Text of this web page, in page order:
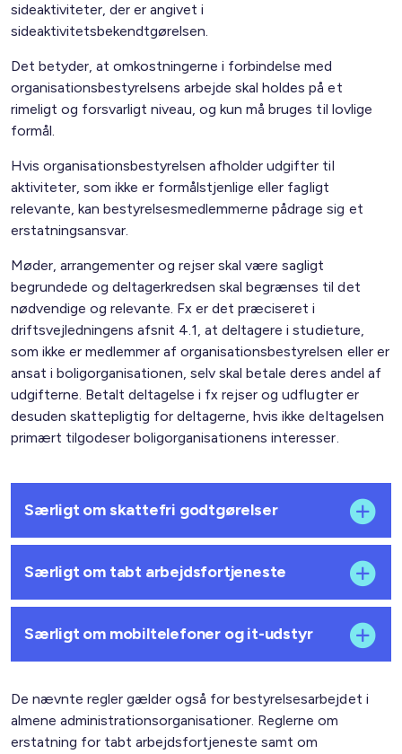
sideaktiviteter, der er angivet i
sideaktivitetsbekendtgørelsen.
Det betyder, at omkostningerne i forbindelse med
organisationsbestyrelsens arbejde skal holdes på et
rimeligt og forsvarligt niveau, og kun må bruges til lovlige
formål.
Hvis organisationsbestyrelsen afholder udgifter til
aktiviteter, som ikke er formålstjenlige eller fagligt
relevante, kan bestyrelsesmedlemmerne pådrage sig et
erstatningsansvar.
Møder, arrangementer og rejser skal være sagligt
begrundede og deltagerkredsen skal begrænses til det
nødvendige og relevante. Fx er det præciseret i
driftsvejledningens afsnit 4.1, at deltagere i studieture,
som ikke er medlemmer af organisationsbestyrelsen eller er
ansat i boligorganisationen, selv skal betale deres andel af
udgifterne. Betalt deltagelse i fx rejser og udflugter er
desuden skattepligtig for deltagerne, hvis ikke deltagelsen
primært tilgodeser boligorganisationens interesser.
Særligt om skattefri godtgørelser
Særligt om tabt arbejdsfortjeneste
Særligt om mobiltelefoner og it-udstyr
De nævnte regler gælder også for bestyrelsesarbejdet i
almene administrationsorganisationer. Reglerne om
erstatning for tabt arbejdsfortjeneste samt om